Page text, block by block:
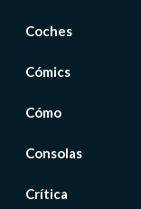
Coches
Cómics
Cómo
Consolas
Crítica